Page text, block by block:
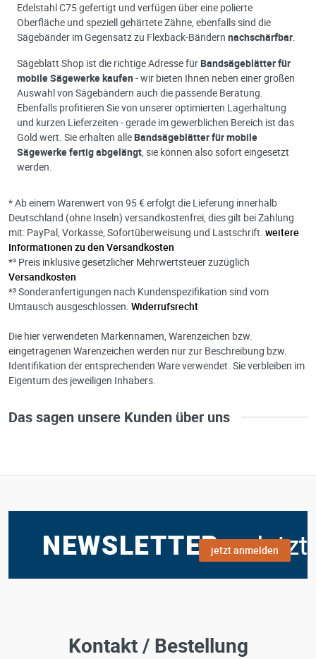
Edelstahl C75 gefertigt und verfügen über eine polierte
Oberfläche und speziell gehärtete Zähne, ebenfalls sind die
Sägebänder im Gegensatz zu Flexback-Bändern nachschärfbar.
Sägeblatt Shop ist die richtige Adresse für Bandsägeblätter für
mobile Sägewerke kaufen - wir bieten Ihnen neben einer großen
Auswahl von Sägebändern auch die passende Beratung.
Ebenfalls profitieren Sie von unserer optimierten Lagerhaltung
und kurzen Lieferzeiten - gerade im gewerblichen Bereich ist das
Gold wert. Sie erhalten alle Bandsägeblätter für mobile
Sägewerke fertig abgelängt, sie können also sofort eingesetzt
werden.
* Ab einem Warenwert von 95 € erfolgt die Lieferung innerhalb
Deutschland (ohne Inseln) versandkostenfrei, dies gilt bei Zahlung
mit: PayPal, Vorkasse, Sofortüberweisung und Lastschrift. weitere
Informationen zu den Versandkosten
*² Preis inklusive gesetzlicher Mehrwertsteuer zuzüglich
Versandkosten
*³ Sonderanfertigungen nach Kundenspezifikation sind vom
Umtausch ausgeschlossen. Widerrufsrecht
Die hier verwendeten Markennamen, Warenzeichen bzw.
eingetragenen Warenzeichen werden nur zur Beschreibung bzw.
Identifikation der entsprechenden Ware verwendet. Sie verbleiben im
Eigentum des jeweiligen Inhabers.
Das sagen unsere Kunden über uns
jetzt anmelden
Kontakt / Bestellung